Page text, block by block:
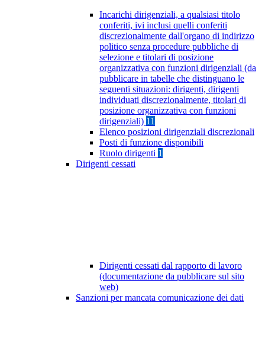
Incarichi dirigenziali, a qualsiasi titolo
conferiti, ivi inclusi quelli conferiti
discrezionalmente dall'organo di indirizzo
politico senza procedure pubbliche di
selezione e titolari di posizione
organizzativa con funzioni dirigenziali (da
pubblicare in tabelle che distinguano le
seguenti situazioni: dirigenti, dirigenti
individuati discrezionalmente, titolari di
posizione organizzativa con funzioni
dirigenziali) 11
Elenco posizioni dirigenziali discrezionali
Posti di funzione disponibili
Ruolo dirigenti 1
Dirigenti cessati
Dirigenti cessati dal rapporto di lavoro
(documentazione da pubblicare sul sito
web)
Sanzioni per mancata comunicazione dei dati